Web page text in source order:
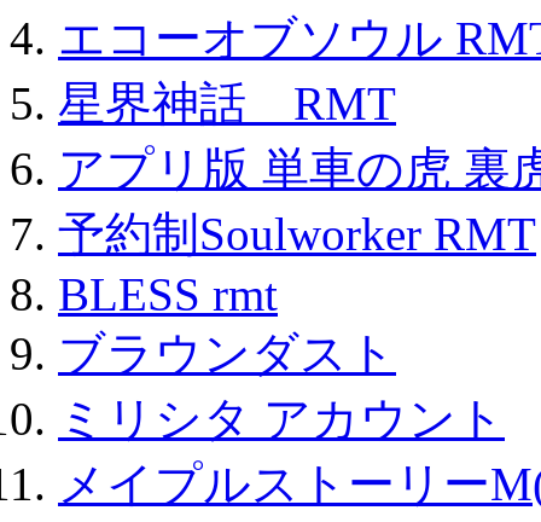
エコーオブソウル
星界神話 RMT
アプリ版 単車の虎 裏
予約制Soulworker RMT
BLESS rmt
ブラウンダスト
ミリシタ アカウント
メイプルストーリー